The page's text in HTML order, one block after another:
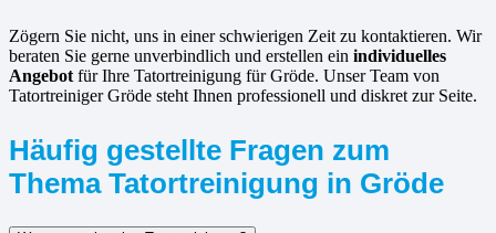
Zögern Sie nicht, uns in einer schwierigen Zeit zu kontaktieren. Wir
beraten Sie gerne unverbindlich und erstellen ein individuelles
Angebot für Ihre Tatortreinigung für Gröde. Unser Team von
Tatortreiniger Gröde steht Ihnen professionell und diskret zur Seite.
Häufig gestellte Fragen zum
Thema Tatortreinigung in Gröde